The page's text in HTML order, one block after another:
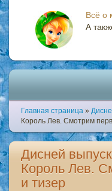
Всё о
А
Главная страница »
Король Лев. Смотрим
Дисней
Король Лев.
и тизер